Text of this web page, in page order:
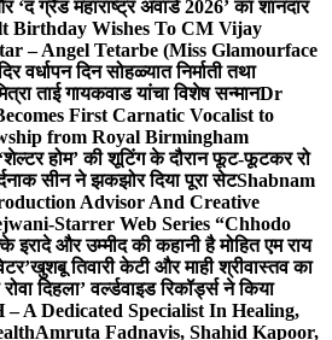
‘द ग्रैंड महाराष्ट्र अवार्ड 2026’ का शानदार
Birthday Wishes To CM Vijay
– Angel Tetarbe (Miss Glamourface
वर्धापन दिन सोहळ्यात निर्माती तथा
ताई गायकवाड यांचा विशेष सन्मानDr
First Carnatic Vocalist to
from Royal Birmingham
होम’ की शूटिंग के दौरान फूट-फूटकर रो
सीन ने झकझोर दिया पूरा सेटShabnam
Advisor And Creative
Starrer Web Series “Chhodo
इरादे और उम्मीद की कहानी है मोहित एम राय
खुशबू तिवारी केटी और माही श्रीवास्तव का
दिहला’ वर्ल्डवाइड रिकॉर्ड्स ने किया
A Dedicated Specialist In Healing,
Amruta Fadnavis, Shahid Kapoor,